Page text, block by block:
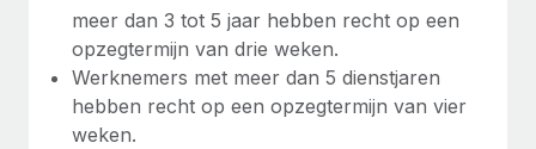
meer dan 3 tot 5 jaar hebben recht op een
opzegtermijn van drie weken.
Werknemers met meer dan 5 dienstjaren
hebben recht op een opzegtermijn van vier
weken.